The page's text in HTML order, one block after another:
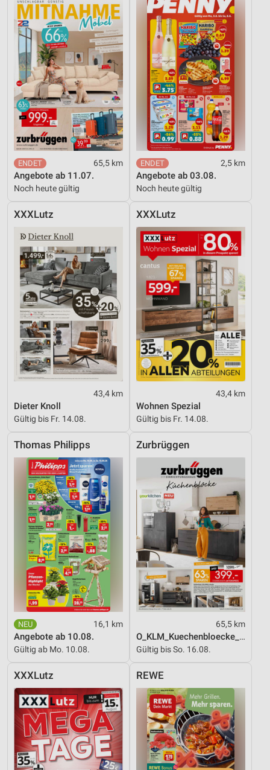
65,5 km
Angebote ab 11.07.
Noch heute gültig
2,5 km
Angebote ab 03.08.
Noch heute gültig
XXXLutz
43,4 km
Dieter Knoll
Gültig bis Fr. 14.08.
XXXLutz
43,4 km
Wohnen Spezial
Gültig bis Fr. 14.08.
Thomas Philipps
16,1 km
Angebote ab 10.08.
Gültig ab Mo. 10.08.
Zurbrüggen
65,5 km
O_KLM_Kuechenbloecke_01_26_ES
Gültig bis So. 16.08.
XXXLutz REWE